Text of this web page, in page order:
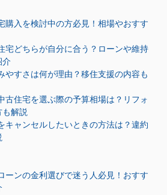
購入を検討中の方必見！相場やおすす
宅どちらが自分に合う？ローンや維持
介
やすさは何が理由？移住支援の内容も
古住宅を選ぶ際の予算相場は？リフォ
も解説
キャンセルしたいときの方法は？違約
ーンの金利選びで迷う人必見！おすす